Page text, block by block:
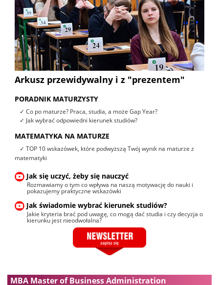
Arkusz przewidywalny i z "prezentem"
PORADNIK MATURZYSTY
✓ Co po maturze? Praca, studia, a może Gap Year?
✓ Jak wybrać odpowiedni kierunek studiów?
MATEMATYKA NA MATURZE
✓ TOP 10 wskazówek, które podwyższą Twój wynik na maturze z
matematyki
Jak się uczyć, żeby się nauczyć
Rozmawiamy o tym co wpływa na naszą motywację do nauki i
pokazujemy praktyczne wskazówki
Jak świadomie wybrać kierunek studiów?
Jakie kryteria brać pod uwagę, co mogą dać studia i czy decyzja o
kierunku jest nieodwołalna?
MBA Master of Business Administration